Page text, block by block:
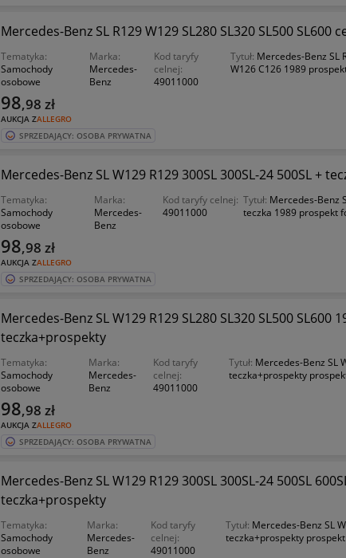
Mercedes-Benz SL R129 W129 SL280 SL320 SL500 SL600
Tematyka:
Samochody
osobowe
Marka:
Mercedes-
Benz
Kod taryfy
celnej:
49011000
Tytuł: Mercedes-Benz SL
W126 C126 1989
AUKCJA ZALLEGRO
98,98 zł
SPRZEDAJĄCY: OSOBA PRYWATNA
Mercedes-Benz SL W129 R129 300SL 300SL-24 500SL +
Tematyka:
Samochody
osobowe
Marka:
Mercedes-
Benz
Kod taryfy celnej:
49011000
Tytuł: Mercedes-Benz
teczka 1989 prospekt
AUKCJA ZALLEGRO
98,98 zł
SPRZEDAJĄCY: OSOBA PRYWATNA
Mercedes-Benz SL W129 R129 SL280 SL320 SL500 SL600
teczka+prospekty
Tematyka:
Samochody
osobowe
Marka:
Mercedes-
Benz
Kod taryfy
celnej:
49011000
Tytuł: Mercedes-Benz SL
teczka+prospekty
AUKCJA ZALLEGRO
98,98 zł
SPRZEDAJĄCY: OSOBA PRYWATNA
Mercedes-Benz SL W129 R129 300SL 300SL-24 500SL
teczka+prospekty
Tematyka:
Samochody
osobowe
Marka:
Mercedes-
Benz
Kod taryfy
celnej:
49011000
Tytuł: Mercedes-Benz SL
teczka+prospekty